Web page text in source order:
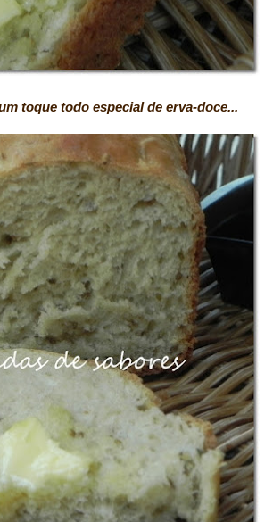
toque todo especial de erva-doce...